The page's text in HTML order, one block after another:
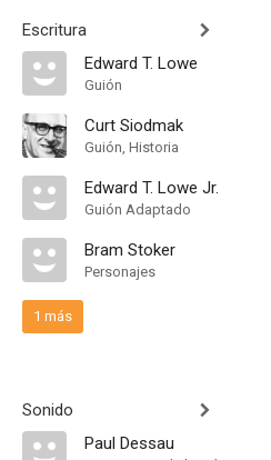
Escritura
Edward T. Lowe
Guión
Curt Siodmak
Guión, Historia
Edward T. Lowe Jr.
Guión Adaptado
Bram Stoker
Personajes
1 más
Sonido
Paul Dessau